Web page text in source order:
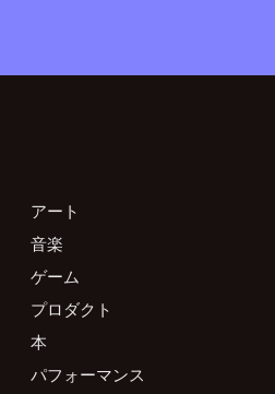
アート
音楽
ゲーム
プロダクト
本
パフォーマンス